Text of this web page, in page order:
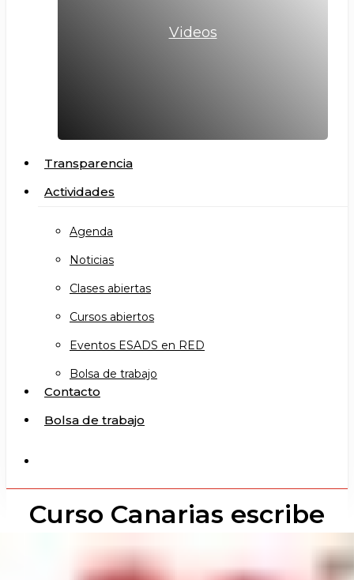
Videos
Transparencia
Actividades
Agenda
Noticias
Clases abiertas
Cursos abiertos
Eventos ESADS en RED
Bolsa de trabajo
Contacto
Bolsa de trabajo
Curso Canarias escribe
teatro